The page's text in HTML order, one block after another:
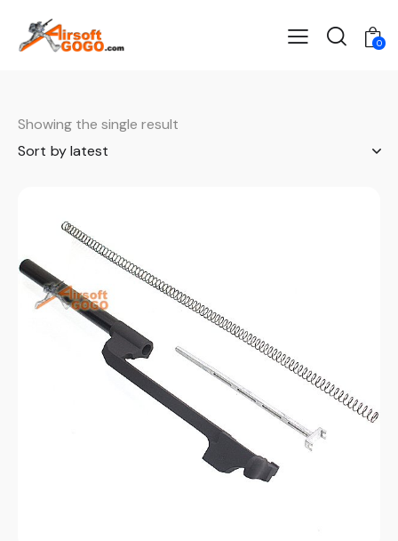
0
Showing the single result